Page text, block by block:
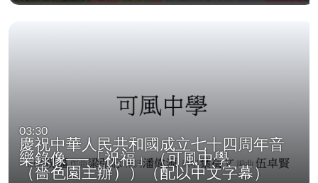
03:30
慶祝中華人民共和國成立七十四周年音
樂錄像──「祝福」（可風中學
（嗇色園主辦））（配以中文字幕）